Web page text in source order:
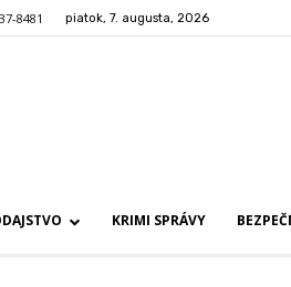
8481 piatok, 7. augusta, 2026
KRIMI SPRÁVY